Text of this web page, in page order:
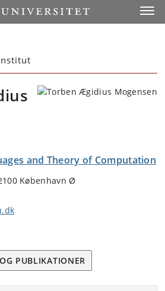
and Theory of Computation
København Ø
PUBLIKATIONER